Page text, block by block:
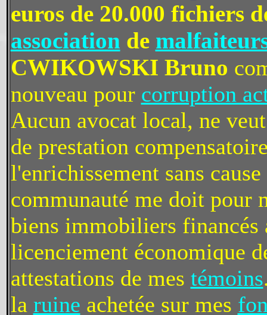
euros de 20.000 fichiers
association de
CWIKOWSKI Bruno
nouveau pour corruption
Aucun avocat local, ne
de prestation
l'enrichissement sans
communauté me doit pour
biens immobiliers financés
licenciement économique
attestations de mes témoins
la ruine achetée sur mes